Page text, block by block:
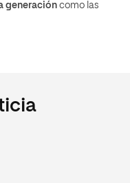
generación como las